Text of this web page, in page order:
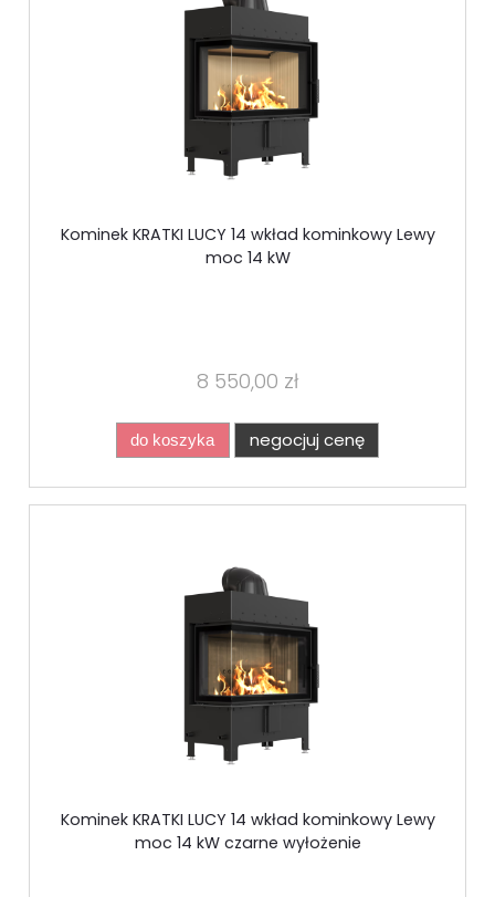
Kominek KRATKI LUCY 14 wkład kominkowy Lewy
moc 14 kW
8 550,00 zł
do koszyka negocjuj cenę
Kominek KRATKI LUCY 14 wkład kominkowy Lewy
moc 14 kW czarne wyłożenie